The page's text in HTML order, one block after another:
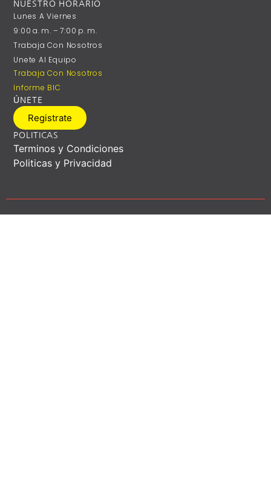
NUESTRO HORARIO
Lunes A ‎Viernes
9:00 A. M. – 7:00 P. M.
Trabaja Con Nosotros
Unete Al Equipo
Trabaja Con Nosotros
Informe BIC
ÚNETE
Registrate
POLITICAS
Terminos y Condiciones
Politicas y Privacidad